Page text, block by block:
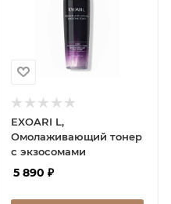
EXOARI L,
Омолаживающий тонер
с экзосомами
5 890 ₽